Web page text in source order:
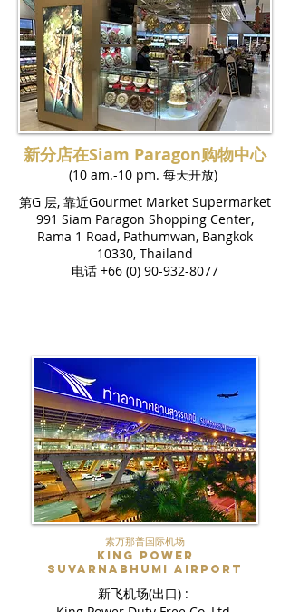
新分店在Siam Paragon购物中心
(10 am.-10 pm. 每天开放)
第G 层, 靠近Gourmet Market Supermarket
991 Siam Paragon Shopping Center,
Rama 1 Road, Pathumwan, Bangkok
10330, Thailand
电话 +66 (0) 90-932-8077
素万那普国际机场
King Power
Suvarnabhumi Airport
新飞机场(出口) :